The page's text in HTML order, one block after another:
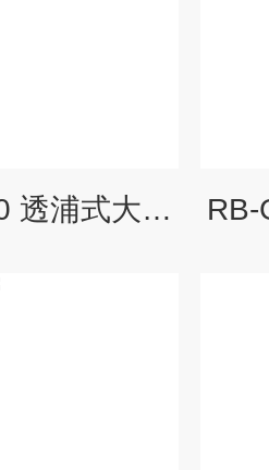
15kwTB200-20 透浦式大风量风机 RB-